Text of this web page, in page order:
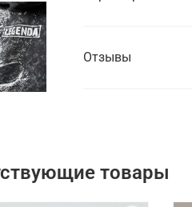
Отзывы
товары